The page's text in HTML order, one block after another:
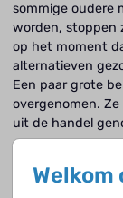
sommige oudere
worden, stoppen
op het moment
alternatieven
Een paar grote
overgenomen.
uit de handel
Worden er
medicijnen
Welkom